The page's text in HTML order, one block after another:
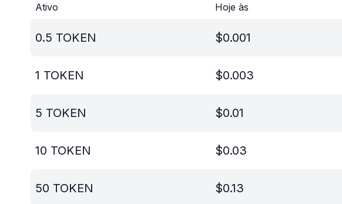
Ativo Hoje às
0.5 TOKEN $0.001
1 TOKEN $0.003
5 TOKEN $0.01
10 TOKEN $0.03
50 TOKEN $0.13